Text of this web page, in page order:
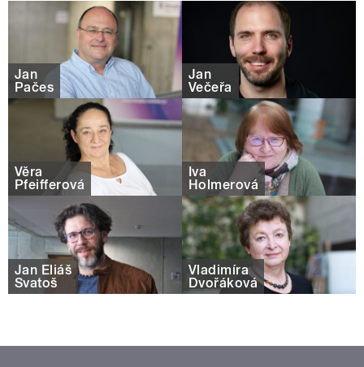
Jan
Pačes
Jan
Večeřa
Věra
Pfeifferová
Iva
Holmerová
Jan Eliáš
Svatoš
Vladimíra
Dvořáková